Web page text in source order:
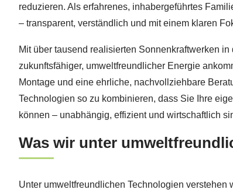
reduzieren. Als erfahrenes, inhabergeführtes
– transparent, verständlich und mit einem klaren
Mit über tausend realisierten Sonnenkraftwerken
zukunftsfähiger, umweltfreundlicher Energie
Montage und eine ehrliche, nachvollziehbare
Technologien so zu kombinieren, dass Sie Ihre
können – unabhängig, effizient und wirtschaftlich
Was wir unter
Unter umweltfreundlichen Technologien